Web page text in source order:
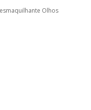
Olhos